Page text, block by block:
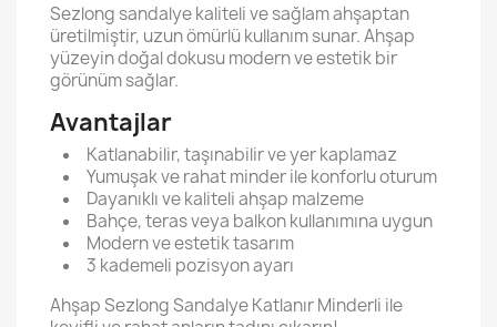
Sezlong sandalye kaliteli ve sağlam ahşaptan
üretilmiştir, uzun ömürlü kullanım sunar. Ahşap
yüzeyin doğal dokusu modern ve estetik bir
görünüm sağlar.
Avantajlar
Katlanabilir, taşınabilir ve yer kaplamaz
Yumuşak ve rahat minder ile konforlu oturum
Dayanıklı ve kaliteli ahşap malzeme
Bahçe, teras veya balkon kullanımına uygun
Modern ve estetik tasarım
3 kademeli pozisyon ayarı
Ahşap Sezlong Sandalye Katlanır Minderli ile